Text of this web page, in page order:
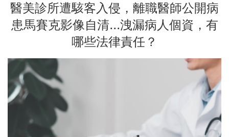
醫美診所遭駭客入侵，離職醫師公開病
患馬賽克影像自清...洩漏病人個資，有
哪些法律責任？